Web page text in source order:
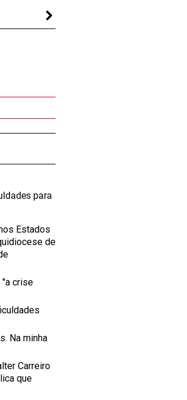
para
Estados
de
"a crise
Na minha
Carreiro
que